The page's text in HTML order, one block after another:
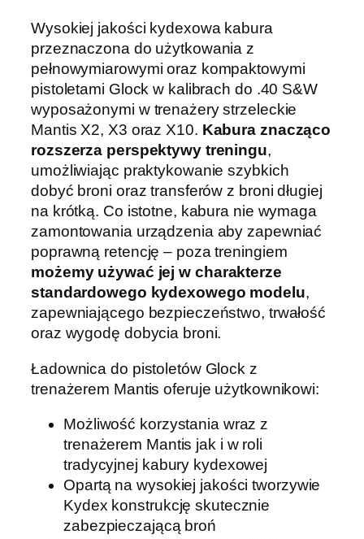
Wysokiej jakości kydexowa kabura
przeznaczona do użytkowania z
pełnowymiarowymi oraz kompaktowymi
pistoletami Glock w kalibrach do .40 S&W
wyposażonymi w trenażery strzeleckie
Mantis X2, X3 oraz X10. Kabura znacząco
rozszerza perspektywy treningu,
umożliwiając praktykowanie szybkich
dobyć broni oraz transferów z broni długiej
na krótką. Co istotne, kabura nie wymaga
zamontowania urządzenia aby zapewniać
poprawną retencję – poza treningiem
możemy używać jej w charakterze
standardowego kydexowego modelu,
zapewniającego bezpieczeństwo, trwałość
oraz wygodę dobycia broni.
Ładownica do pistoletów Glock z
trenażerem Mantis oferuje użytkownikowi:
Możliwość korzystania wraz z
trenażerem Mantis jak i w roli
tradycyjnej kabury kydexowej
Opartą na wysokiej jakości tworzywie
Kydex konstrukcję skutecznie
zabezpieczającą broń